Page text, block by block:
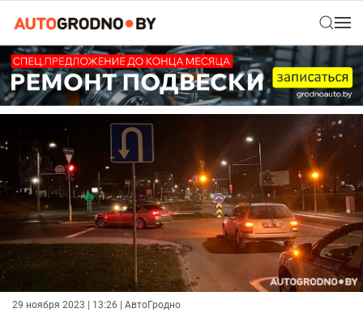
29 ноября 2023 | 13:26 | АвтоГродно